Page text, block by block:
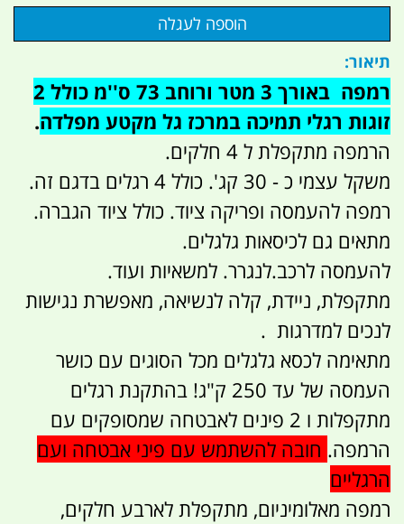
תיאור:
רמפה באורך 3 מטר ורוחב 73 ס''מ כולל 2
זוגות רגלי תמיכה במרכז גל מקטע מפלדה.
הרמפה מתקפלת ל 4 חלקים.
משקל עצמי כ - 30 קג'. כולל 4 רגלים בדגם זה.
רמפה להעמסה ופריקה ציוד. כולל ציוד הגברה.
מתאים גם לכיסאות גלגלים.
להעמסה לרכב.לנגרר. למשאיות ועוד.
מתקפלת, ניידת, קלה לנשיאה, מאפשרת נגישות
לנכים למדרגות .
מתאימה לכסא גלגלים מכל הסוגים עם כושר
העמסה של עד 250 ק"ג! בהתקנת רגלים
מתקפלות ו 2 פינים לאבטחה שמסופקים עם
הרמפה. חובה להשתמש עם פיני אבטחה ועם
הרגליים
רמפה מאלומיניום, מתקפלת לארבע חלקים,